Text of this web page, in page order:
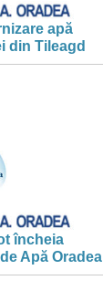
apă
din Tileagd
încheia
Apă Oradea